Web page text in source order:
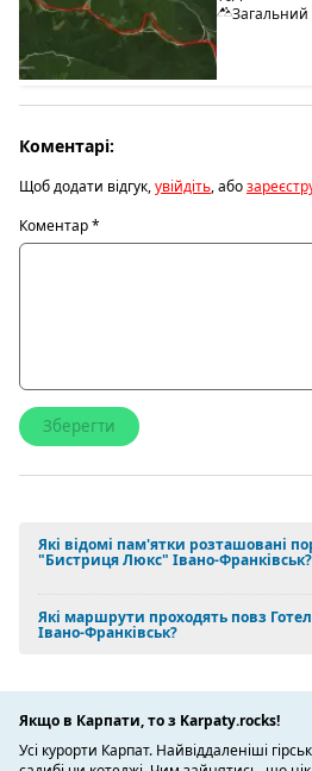
Загальний
Коментарі:
Щоб додати відгук,увійдіть, або
Коментар*
Які відомі пам'ятки розташовані
"Бистриця Люкс" Івано-Франківськ?
Які маршрути проходять повз
Івано-Франківськ?
Якщо в Карпати, то з Karpaty.rocks!
Усі курорти Карпат. Найвіддаленіші